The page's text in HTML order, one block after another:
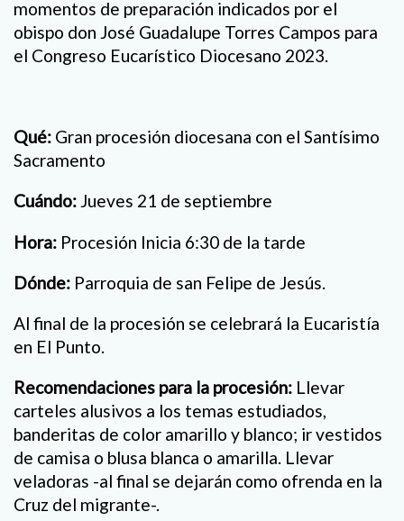
momentos de preparación indicados por el
obispo don José Guadalupe Torres Campos para
el Congreso Eucarístico Diocesano 2023.
Qué: Gran procesión diocesana con el Santísimo
Sacramento
Cuándo: Jueves 21 de septiembre
Hora: Procesión Inicia 6:30 de la tarde
Dónde: Parroquia de san Felipe de Jesús.
Al final de la procesión se celebrará la Eucaristía
en El Punto.
Recomendaciones para la procesión: Llevar
carteles alusivos a los temas estudiados,
banderitas de color amarillo y blanco; ir vestidos
de camisa o blusa blanca o amarilla. Llevar
veladoras -al final se dejarán como ofrenda en la
Cruz del migrante-.